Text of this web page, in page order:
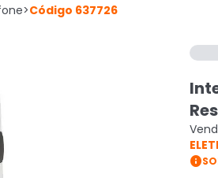
>Código 637726
